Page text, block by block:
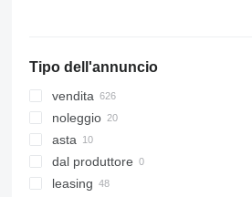
Tipo dell'annuncio
vendita
noleggio
asta
dal produttore
leasing